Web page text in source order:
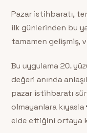
Pazar istihbaratı,
ilk günlerinden bu
tamamen gelişmiş,
Bu uygulama 20.
değeri anında
pazar istihbaratı
olmayanlara kıyasla
elde ettiğini ortaya